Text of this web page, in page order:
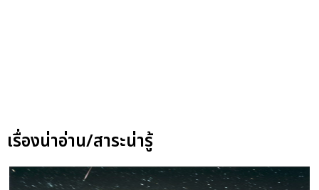
เรื่องน่าอ่าน/สาระน่ารู้